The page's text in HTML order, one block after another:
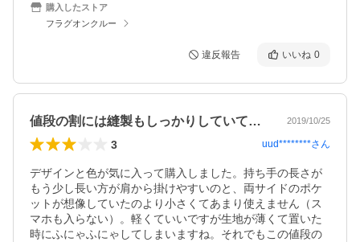
購入したストア
フラグオンクルー
違反報告 いいね 0
値段の割には縫製もしっかりしていてお得。 2019/10/25
3 uud********さん
デザインと色が気に入って購入しました。持ち手の長さが
もう少し長い方が肩から掛けやすいのと、両サイドのポケ
ットが想像していたのより小さくてあまり使えません（ス
マホも入らない）。軽くていいですが生地が薄くて置いた
時にふにゃふにゃしてしまいますね。それでもこの値段の